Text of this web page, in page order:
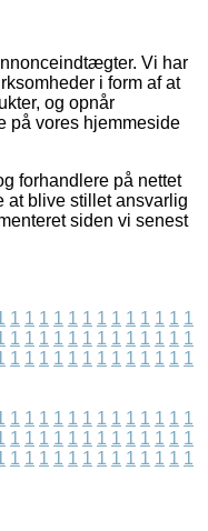
Vi har
i form af at
og opnår
på vores hjemmeside
forhandlere på nettet
at blive stillet ansvarlig
siden vi senest
1 1 1 1 1 1 1 1 1 1 1 1 1
1 1 1 1 1 1 1 1 1 1 1 1 1
1 1 1 1 1 1 1 1 1 1 1 1 1
1 1 1 1 1 1 1 1 1 1 1 1 1
1 1 1 1 1 1 1 1 1 1 1 1 1
1 1 1 1 1 1 1 1 1 1 1 1 1